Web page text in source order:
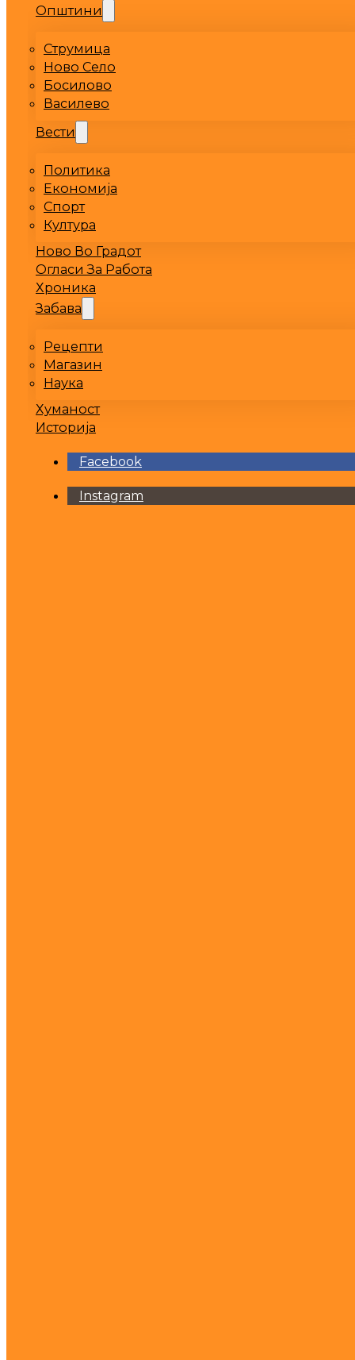
Општини
Струмица
Ново Село
Босилово
Василево
Вести
Политика
Економија
Спорт
Култура
Ново Во Градот
Огласи За Работа
Хроника
Забава
Рецепти
Магазин
Наука
Хуманост
Историја
Facebook
Instagram